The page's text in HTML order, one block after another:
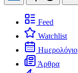
Feed
Watchlist
Ημερολόγιο
Άρθρα